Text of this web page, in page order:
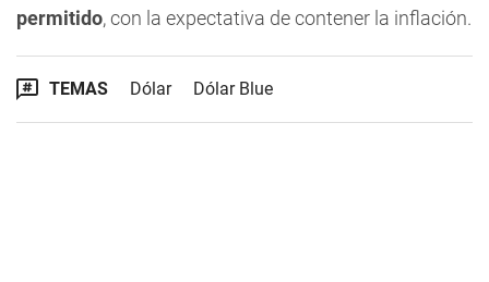
permitido, con la expectativa de contener la inflación.
TEMAS Dólar Dólar Blue